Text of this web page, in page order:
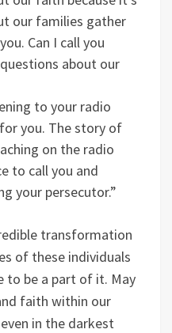
our families gather
Can I call you
about our
to your radio
you. The story of
on the radio
to call you and
your persecutor.”
transformation
of these individuals
to be a part of it. May
faith within our
in the darkest